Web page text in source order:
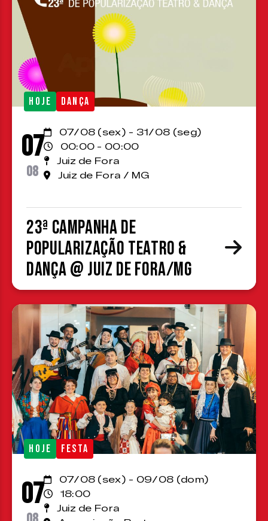
HOJE DANÇA
07
08
07/08 (sex) - 31/08 (seg)
00:00 - 00:00
Juiz de Fora
Juiz de Fora / MG
23ª Campanha de
Popularização Teatro &
Dança @ Juiz de Fora/MG
HOJE FESTA
07
07/08 (sex) - 09/08 (dom)
18:00
Juiz de Fora